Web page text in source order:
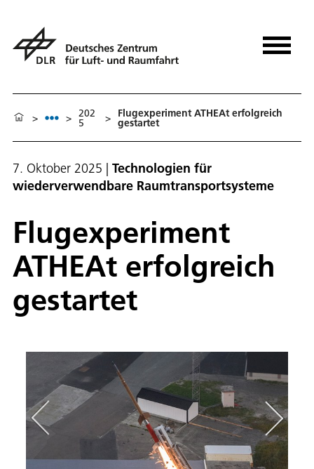
> > 202
5 > Flugexperiment ATHEAt erfolgreich
gestartet
7. Oktober 2025 | Technologien für
wiederverwendbare Raumtransportsysteme
Flugexperiment
ATHEAt erfolgreich
gestartet